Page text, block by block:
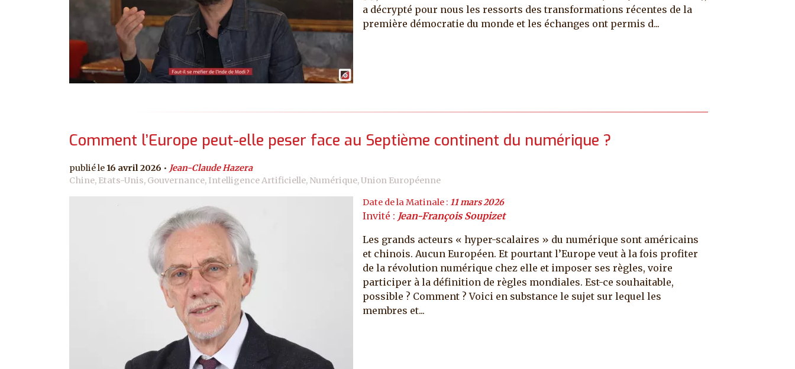
a décrypté pour nous les ressorts des transformations récentes de la
première démocratie du monde et les échanges ont permis d...
Comment l’Europe peut-elle peser face au Septième continent du numérique ?
16 avril 2026
Jean-Claude Hazera
Chine, Etats-Unis, Gouvernance, Intelligence Artificielle, Numérique, Union Européenne
Date de la Matinale : 11 mars 2026
Invité : Jean-François Soupizet
Les grands acteurs « hyper-scalaires » du numérique sont américains
et chinois. Aucun Européen. Et pourtant l’Europe veut à la fois profiter
de la révolution numérique chez elle et imposer ses règles, voire
participer à la définition de règles mondiales. Est-ce souhaitable,
possible ? Comment ? Voici en substance le sujet sur lequel les
membres et...